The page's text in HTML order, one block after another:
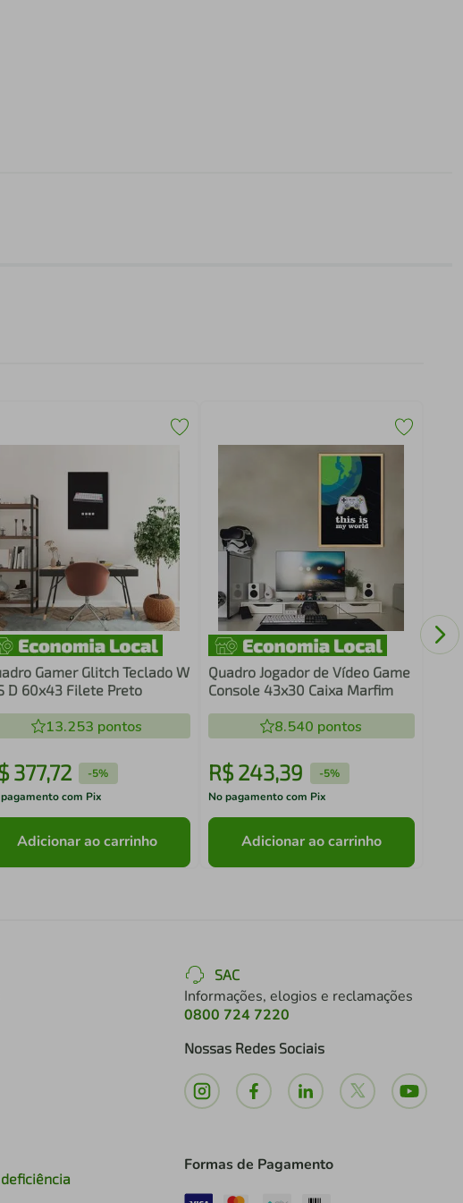
Gamer Glitch Teclado W
D 60x43 Filete Preto
13.253 pontos
377,72 -5%
com Pix
Adicionar ao carrinho
Quadro Jogador de Vídeo Game
Console 43x30 Caixa Marfim
8.540 pontos
R$ 243,39 -5%
No pagamento com Pix
Adicionar ao carrinho
SAC
Informações, elogios e reclamações
0800 724 7220
Nossas Redes Sociais
Formas de Pagamento